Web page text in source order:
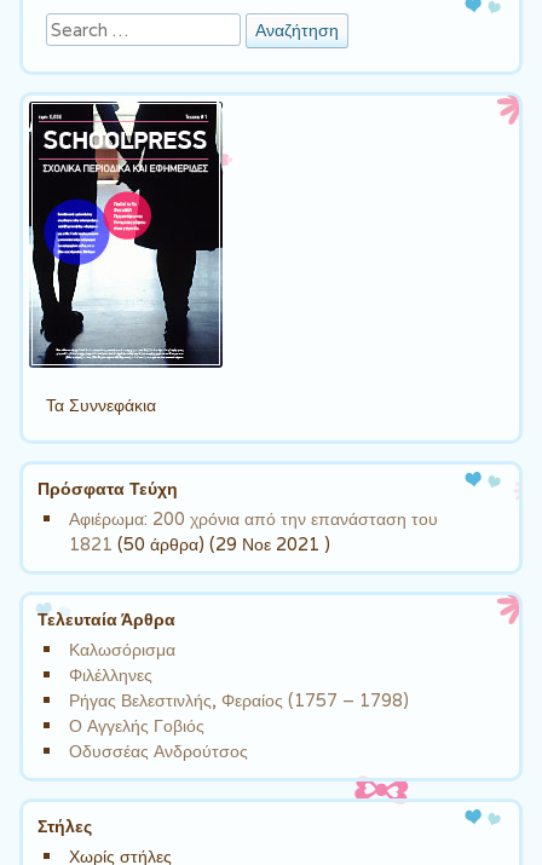
Αναζήτηση
Τα Συννεφάκια
Πρόσφατα Τεύχη
Αφιέρωμα: 200 χρόνια από την επανάσταση του
1821 (50 άρθρα) (29 Νοε 2021 )
Τελευταία Άρθρα
Καλωσόρισμα
Φιλέλληνες
Ρήγας Βελεστινλής, Φεραίος (1757 – 1798)
Ο Αγγελής Γοβιός
Οδυσσέας Ανδρούτσος
Στήλες
Χωρίς στήλες